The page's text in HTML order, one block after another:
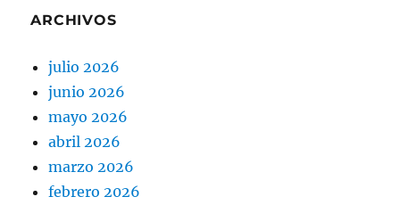
ARCHIVOS
julio 2026
junio 2026
mayo 2026
abril 2026
marzo 2026
febrero 2026